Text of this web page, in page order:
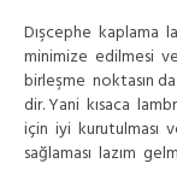
Dışcephe kaplama
minimize edilmesi
birleşme noktasın
dir. Yani kısaca
için iyi kurutulması
sağlaması lazım